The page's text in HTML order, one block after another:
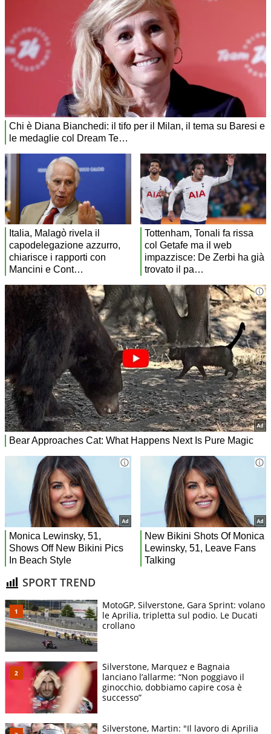
SPORT TREND
MotoGP, Silverstone, Gara Sprint: volano
le Aprilia, tripletta sul podio. Le Ducati
crollano
Silverstone, Marquez e Bagnaia
lanciano l’allarme: “Non poggiavo il
ginocchio, dobbiamo capire cosa è
successo”
Silverstone, Martin: "Il lavoro di Aprilia